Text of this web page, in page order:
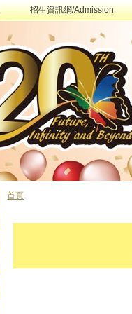
招生資訊網/Admission
首頁